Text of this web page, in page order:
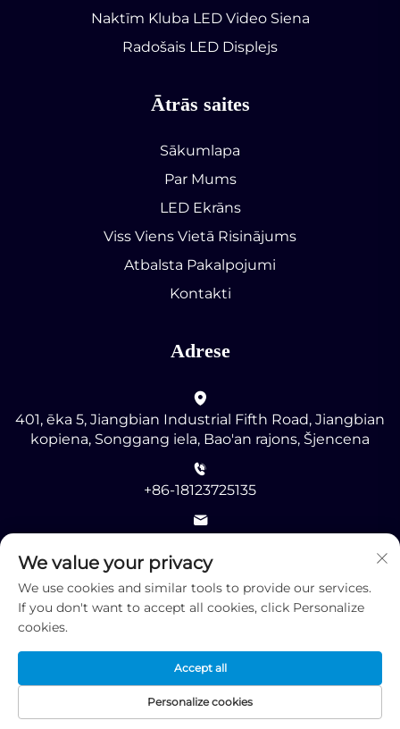
Naktīm Kluba LED Video Siena
Radošais LED Displejs
Ātrās saites
Sākumlapa
Par Mums
LED Ekrāns
Viss Viens Vietā Risinājums
Atbalsta Pakalpojumi
Kontakti
Adrese
401, ēka 5, Jiangbian Industrial Fifth Road, Jiangbian
kopiena, Songgang iela, Bao'an rajons, Šjencena
+86-18123725135
Autortiesības © 2025 ar visām tiesībām patur Shenzhen
politika
We value your privacy
We use cookies and similar tools to provide our services.
If you don't want to accept all cookies, click Personalize
cookies.
Personalize cookies
Accept all